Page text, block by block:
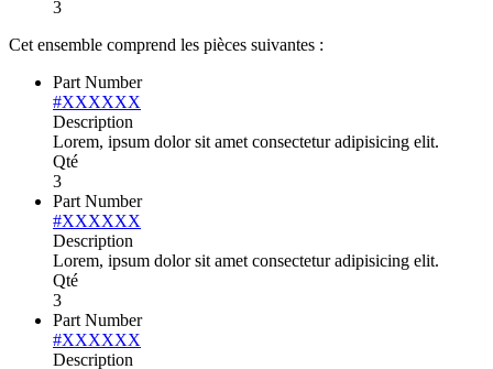
3
Cet ensemble comprend les pièces suivantes :
Part Number
#XXXXXX
Description
Lorem, ipsum dolor sit amet consectetur adipisicing elit.
Qté
3
Part Number
#XXXXXX
Description
Lorem, ipsum dolor sit amet consectetur adipisicing elit.
Qté
3
Part Number
#XXXXXX
Description